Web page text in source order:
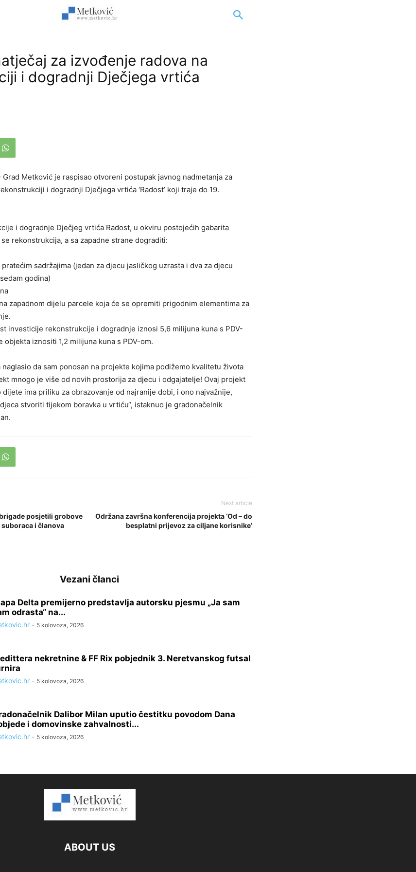
za izvođenje radova na
i dogradnji Dječjega vrtića
Grad Metković je raspisao otvoreni postupak javnog nadmetanja za
i dogradnji Dječjega vrtića ‘Radost’ koji traje do 19.
i dogradnje Dječjeg vrtića Radost, u okviru postojećih gabarita
rekonstrukcija, a sa zapadne strane dograditi:
sadržajima (jedan za djecu jasličkog uzrasta i dva za djecu
godina)
zapadnom dijelu parcele koja će se opremiti prigodnim elementima za
investicije rekonstrukcije i dogradnje iznosi 5,6 milijuna kuna s PDV-
objekta iznositi 1,2 milijuna kuna s PDV-om.
naglasio da sam ponosan na projekte kojima podižemo kvalitetu života
mnogo je više od novih prostorija za djecu i odgajatelje! Ovaj projekt
dijete ima priliku za obrazovanje od najranije dobi, i ono najvažnije,
stvoriti tijekom boravka u vrtiću“, istaknuo je gradonačelnik
posjetili grobove
i članova
Next article
Održana završna konferencija projekta ‘Od – do
besplatni prijevoz za ciljane korisnike’
Vezani članci
Delta premijerno predstavlja autorsku pjesmu „Ja sam
odrasta“ na...
- 5 kolovoza, 2026
nekretnine & FF Rix pobjednik 3. Neretvanskog futsal
- 5 kolovoza, 2026
Dalibor Milan uputio čestitku povodom Dana
i domovinske zahvalnosti...
- 5 kolovoza, 2026
ABOUT US